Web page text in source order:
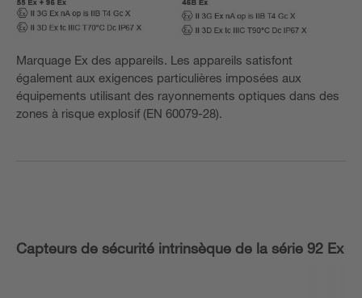
Marquage Ex des appareils. Les appareils satisfont
également aux exigences particulières imposées aux
équipements utilisant des rayonnements optiques dans des
zones à risque explosif (EN 60079-28).
Capteurs de sécurité intrinsèque de la série 92 Ex